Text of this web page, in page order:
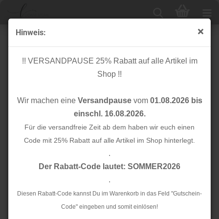
Hinweis:
!! VERSANDPAUSE 25% Rabatt auf alle Artikel im
Shop !!
Wir machen eine Versandpausevom 01.08.2026 bis
einschl. 16.08.2026.
Für die versandfreie Zeit ab dem haben wir euch einen
Code mit 25% Rabatt auf alle Artikel im Shop hinterlegt.
.
Der Rabatt-Code lautet: SOMMER2026
.
Diesen Rabatt-Code kannst Du im Warenkorb in das Feld "Gutschein-
Code" eingeben und somit einlösen!
Glam Stripes - unelastisch 2,8 cm - rot/schwarz/silber
Lurex